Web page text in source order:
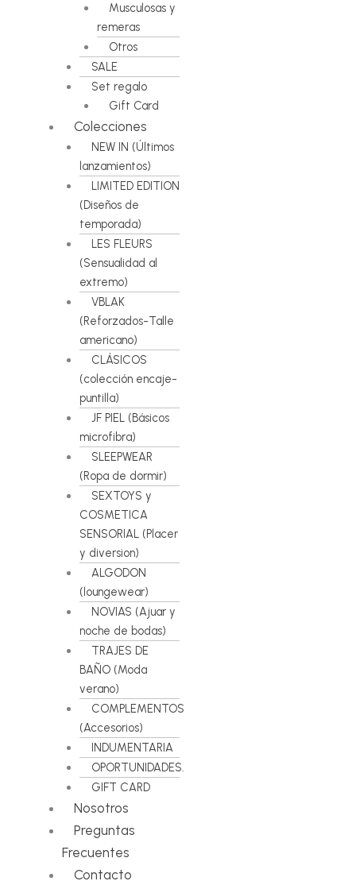
Musculosas y
remeras
Otros
SALE
Set regalo
Gift Card
Colecciones
NEW IN (Últimos
lanzamientos)
LIMITED EDITION
(Diseños de
temporada)
LES FLEURS
(Sensualidad al
extremo)
VBLAK
(Reforzados-Talle
americano)
CLÁSICOS
(colección encaje-
puntilla)
JF PIEL (Básicos
microfibra)
SLEEPWEAR
(Ropa de dormir)
SEXTOYS y
COSMETICA
SENSORIAL (Placer
y diversion)
ALGODON
(loungewear)
NOVIAS (Ajuar y
noche de bodas)
TRAJES DE
BAÑO (Moda
verano)
COMPLEMENTOS
(Accesorios)
INDUMENTARIA
OPORTUNIDADES.
GIFT CARD
Nosotros
Preguntas
Frecuentes
Contacto